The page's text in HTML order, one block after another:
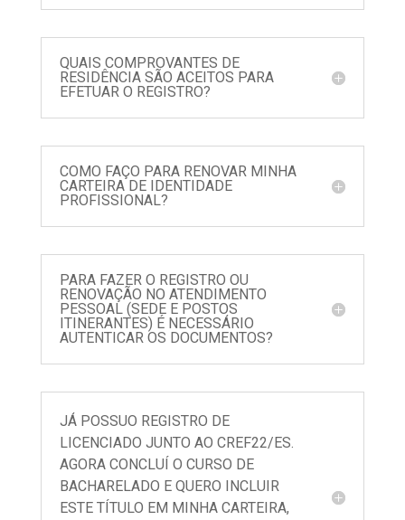
QUAIS COMPROVANTES DE
RESIDÊNCIA SÃO ACEITOS PARA
EFETUAR O REGISTRO?
COMO FAÇO PARA RENOVAR MINHA
CARTEIRA DE IDENTIDADE
PROFISSIONAL?
PARA FAZER O REGISTRO OU
RENOVAÇÃO NO ATENDIMENTO
PESSOAL (SEDE E POSTOS
ITINERANTES) É NECESSÁRIO
AUTENTICAR OS DOCUMENTOS?
JÁ POSSUO REGISTRO DE
LICENCIADO JUNTO AO CREF22/ES.
AGORA CONCLUÍ O CURSO DE
BACHARELADO E QUERO INCLUIR
ESTE TÍTULO EM MINHA CARTEIRA,